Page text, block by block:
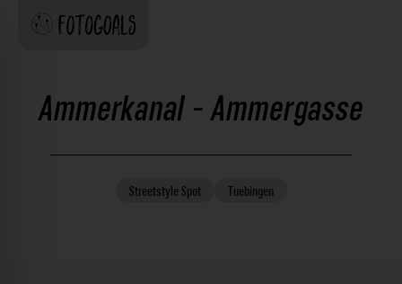
Ammerkanal - Ammergasse
StreetstyleSpot Tuebingen